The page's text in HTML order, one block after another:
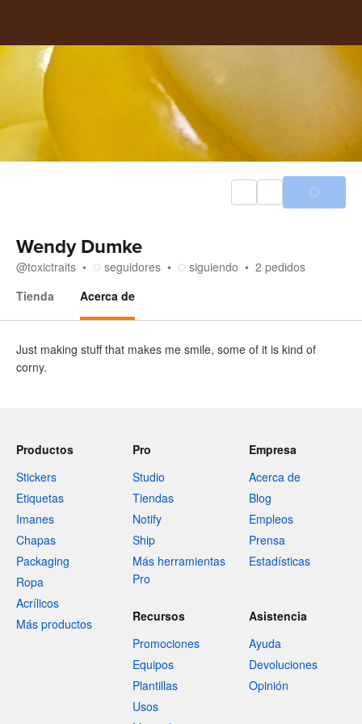
Wendy Dumke
@toxictraits seguidores siguiendo 2 pedidos
Tienda
Acerca de
Just making stuff that makes me smile, some of it is kind of
corny.
Productos
Stickers
Etiquetas
Imanes
Chapas
Packaging
Ropa
Acrílicos
Más productos
Pro
Studio
Tiendas
Notify
Ship
Más herramientas
Pro
Empresa
Acerca de
Blog
Empleos
Prensa
Estadísticas
Recursos
Promociones
Equipos
Plantillas
Usos
Asistencia
Ayuda
Devoluciones
Opinión